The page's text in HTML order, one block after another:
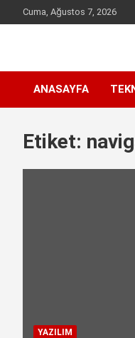
to
Cuma, Ağustos 7, 2026
ANASAYFA
Etiket:
YAZILIM